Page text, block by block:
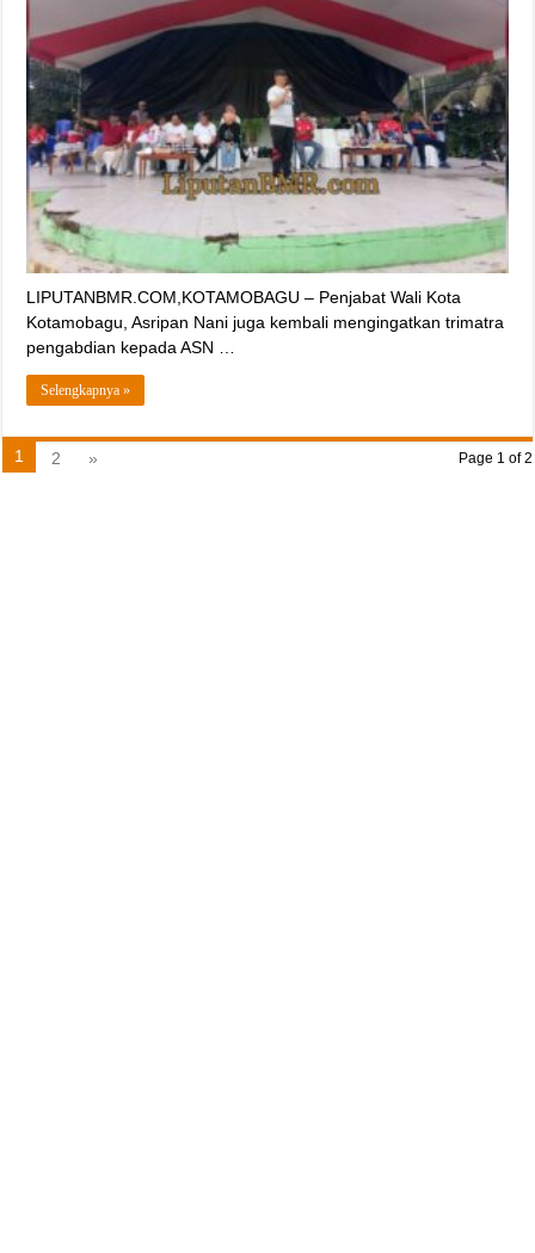
LIPUTANBMR.COM,KOTAMOBAGU – Penjabat Wali Kota
Kotamobagu, Asripan Nani juga kembali mengingatkan trimatra
pengabdian kepada ASN …
Selengkapnya »
Page 1 of 2
1 2 »